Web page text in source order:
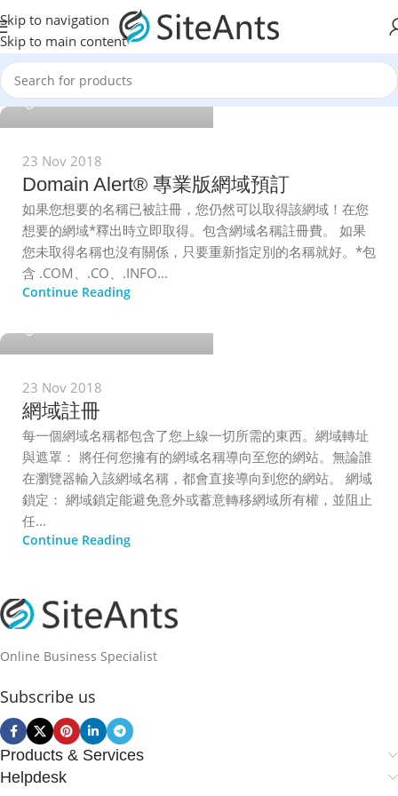
Skip to navigation
Skip to main content
SiteAnts.com
23 Nov 2018
Domain Alert® 專業版網域預訂
如果您想要的名稱已被註冊，您仍然可以取得該網域！在您
想要的網域*釋出時立即取得。包含網域名稱註冊費。 如果
您未取得名稱也沒有關係，只要重新指定別的名稱就好。*包
含 .COM、.CO、.INFO...
Continue Reading
23 Nov 2018
網域註冊
每一個網域名稱都包含了您上線一切所需的東西。網域轉址
與遮罩： 將任何您擁有的網域名稱導向至您的網站。無論誰
在瀏覽器輸入該網域名稱，都會直接導向到您的網站。 網域
鎖定： 網域鎖定能避免意外或蓄意轉移網域所有權，並阻止
任...
Continue Reading
Online Business Specialist
Subscribe us
Products & Services
Helpdesk